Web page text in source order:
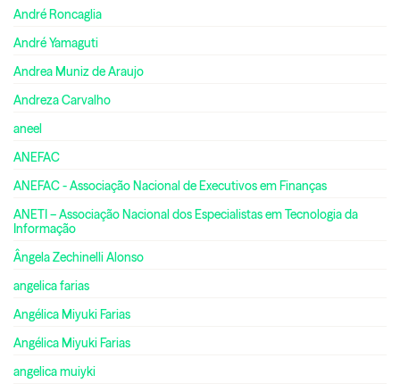
André Roncaglia
André Yamaguti
Andrea Muniz de Araujo
Andreza Carvalho
aneel
ANEFAC
ANEFAC - Associação Nacional de Executivos em Finanças
ANETI – Associação Nacional dos Especialistas em Tecnologia da
Informação
Ângela Zechinelli Alonso
angelica farias
Angélica Miyuki Farias
Angélica Miyuki Farias
angelica muiyki